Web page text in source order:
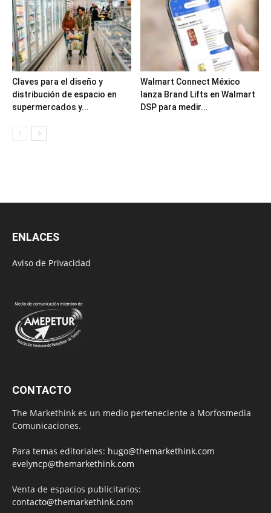
Claves para el diseño y
distribución de espacio en
supermercados y...
Walmart Connect México
lanza Brand Lifts en Walmart
DSP para medir...
ENLACES
Aviso de Privacidad
CONTACTO
The Markethink es un medio perteneciente a Morfosmedia
Comunicaciones.
Para temas editoriales: hugo@themarkethink.com
evelyncp@themarkethink.com
Venta de espacios publicitarios:
contacto@themarkethink.com